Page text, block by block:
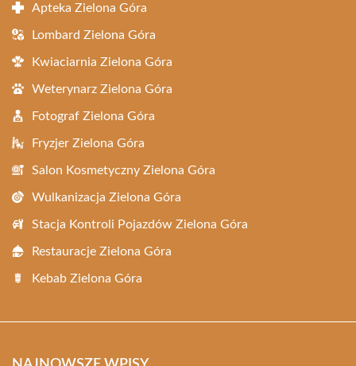
Apteka Zielona Góra
Lombard Zielona Góra
Kwiaciarnia Zielona Góra
Weterynarz Zielona Góra
Fotograf Zielona Góra
Fryzjer Zielona Góra
Salon Kosmetyczny Zielona Góra
Wulkanizacja Zielona Góra
Stacja Kontroli Pojazdów Zielona Góra
Restauracje Zielona Góra
Kebab Zielona Góra